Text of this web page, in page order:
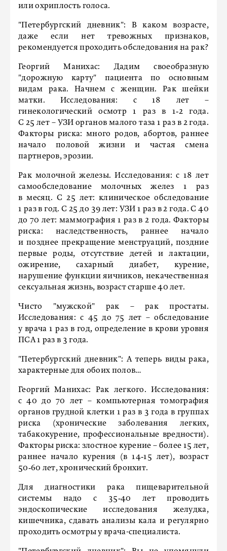
или охриплость голоса.
"Петербургский дневник": В каком возрасте,
даже если нет тревожных признаков,
рекомендуется проходить обследования на рак?
Георгий Манихас:
Дадим своеобразную
"дорожную карту" пациента по основным
видам рака. Начнем с женщин. Рак шейки
матки. Исследования: с 18 лет –
гинекологический осмотр 1 раз в 1‑2 года.
С 25 лет – УЗИ органов малого таза 1 раз в 2 года.
Факторы риска: много родов, абортов, раннее
начало половой жизни и частая смена
партнеров, эрозии.
Рак молочной железы. Исследования: с 18 лет
самообследование молочных желез 1 раз
в месяц. С 25 лет: клиническое обследование
1 раз в год. С 25 до 39 лет: УЗИ 1 раз в 2 года. С 40
до 70 лет: маммография 1 раз в 2 года. Факторы
риска: наследственность, раннее начало
и позднее прекращение менструаций, поздние
первые роды, отсутствие детей и лактации,
ожирение, сахарный диабет, курение,
нарушение функции яичников, некачественная
сексуальная жизнь, возраст старше 40 лет.
Чисто "мужской" рак – рак простаты.
Исследования: с 45 до 75 лет – обследование
у врача 1 раз в год, определение в крови уровня
ПСА 1 раз в 3 года.
"Петербургский дневник": А теперь виды рака,
характерные для обоих полов…
Георгий Манихас: Рак легкого. Исследования:
с 40 до 70 лет – компьютерная томография
органов грудной клетки 1 раз в 3 года в группах
риска (хронические заболевания легких,
табакокурение, профессиональные вредности).
Факторы риска: злостное курение – более 15 лет,
раннее начало курения (в 14‑15 лет), возраст
50‑60 лет, хроничес­кий бронхит.
Для диагнос­тики рака пищеварительной
системы надо с 35‑40 лет проводить
эндоскопические исследования желудка,
кишечника, сдавать анализы кала и регулярно
проходить осмотры у врача-специалиста.